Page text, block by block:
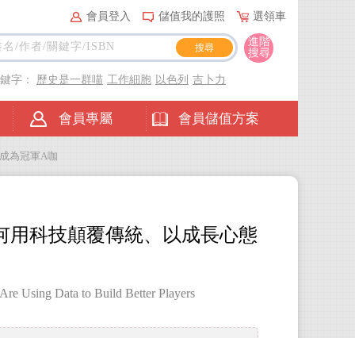
會員登入 儲值我的護照 選領車
會員專屬 會員儲值方案
進階
搜尋
字： 歷史是一群喵 工作細胞 以色列 吉卜力
為冠軍A咖
用科技顛覆傳統、以成長心態
Using Data to Build Better Players